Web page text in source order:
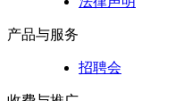
产品与服务
招聘会